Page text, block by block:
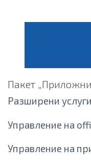
Пакет
Разширени
Управление на
Управление на